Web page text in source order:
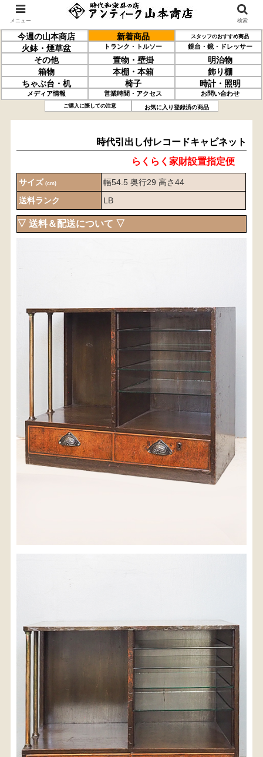
今週の山本商店 新着商品 スタッフのおすすめ商品
火鉢・煙草盆 トランク・トルソー 鏡台・鏡・ドレッサー
その他 置物・壁掛
明治物
箱物
本棚・本箱
飾り棚
ちゃぶ台・机
椅子 時計・照明
メディア情報 営業時間・アクセス お問い合わせ
ご購入に際しての注意 お気に入り登録済の商品
時代引出し付レコードキャビネット
時代引出し付レコードキャビネット
らくらく家財設置指定便
サイズ (cm)
幅54.5 奥行29 高さ44
送料ランク
LB
▽ 送料＆配送について ▽
・ご購入手続きを進める途中で「宅急便」を選択いた
だくと、自動的に送料が加算されます。
・配送についての詳細は、
【送料を確認する】
お届け先、送料ランクを選択する事で送料が表
示されます。
お届け先
送料ランク
メニュー 検索